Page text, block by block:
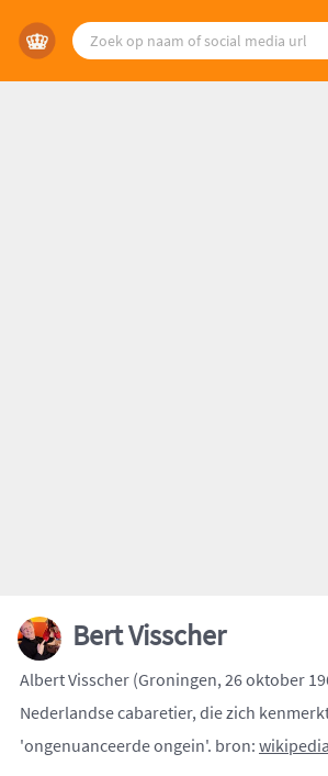
Bert Visscher
Albert Visscher (Groningen, 26 oktober
Nederlandse cabaretier, die zich
'ongenuanceerde ongein'. bron: wikipedia